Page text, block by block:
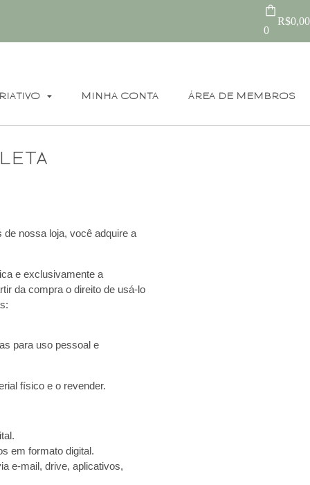
0
R$0,00
MINHA CONTA ÁREA DE MEMBROS
nossa loja, você adquire a
e exclusivamente a
da compra o direito de usá-lo
para uso pessoal e
físico e o revender.
em formato digital.
e-mail, drive, aplicativos,